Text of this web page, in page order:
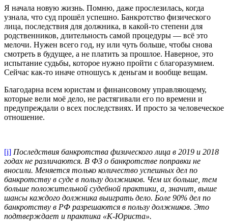
Я начала новую жизнь. Помню, даже прослезилась, когда
узнала, что суд прошёл успешно. Банкротство физического
лица, последствия для должника, в какой-то степени для
родственников, длительность самой процедуры — всё это
мелочи. Нужен всего год, ну или чуть больше, чтобы снова
смотреть в будущее, а не платить за прошлое. Наверное, это
испытание судьбы, которое нужно пройти с благоразумием.
Сейчас как-то иначе отношусь к деньгам и вообще вещам.
Благодарна всем юристам и финансовому управляющему,
которые вели моё дело, не растягивали его по времени и
предупреждали о всех последствиях. И просто за человеческое
отношение.
[i] Последствия банкротства физического лица в 2019 и 2018
годах не различаются. В ФЗ о банкротстве поправки не
вносили. Меняется только количество успешных дел по
банкротству в суде в пользу должников. Чем их больше, тем
больше положительной судебной практики, а, значит, выше
шансы каждого должника выиграть дело. Боле 90% дел по
банкротству в РФ разрешаются в пользу должников. Это
подтверждает и практика «К-Юриста».